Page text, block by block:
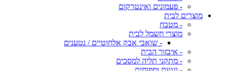
- פעמונים ואינטרקום
מוצרים לבית
- מטבח
מוצרי חשמל לבית
- שואבי אבק אלחוטיים / נטענים
- איבזור הבית
- מתקני תליה למסכים